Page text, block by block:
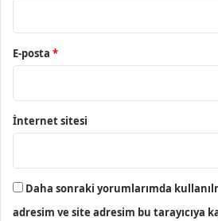
E-posta *
İnternet sitesi
Daha sonraki yorumlarımda
adresim ve site adresim bu tarayıcıya